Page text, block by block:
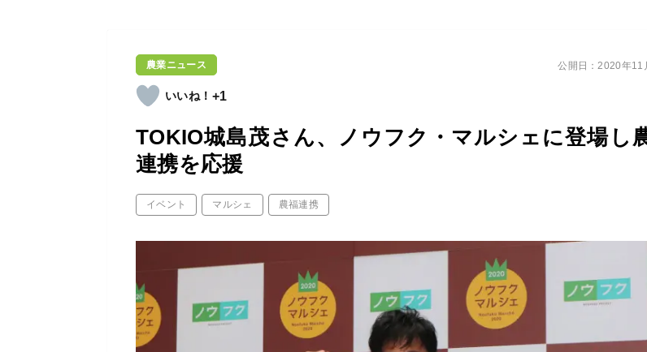
農業ニュース
+1
TOKIO城島茂さん、ノウフク・マルシェに登場し
連携を応援
イベント マルシェ 農福連携
公開日：2020年11